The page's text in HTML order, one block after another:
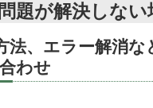
題が解決しな
法、エラー解消
わせ